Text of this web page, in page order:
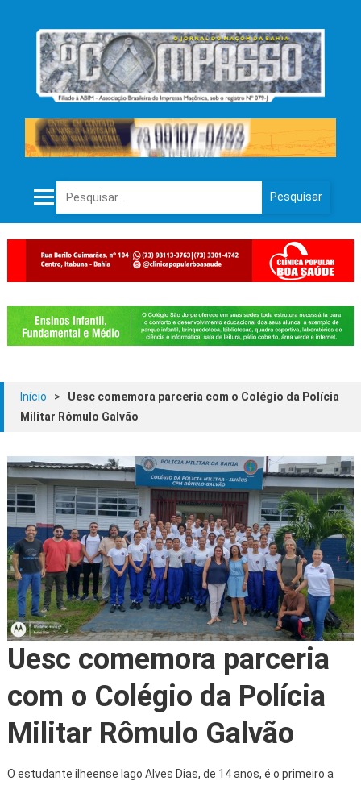
Pesquisar por:
Início >
Uesc comemora parceria com o Colégio da Polícia
Militar Rômulo Galvão
Uesc comemora parceria
com o Colégio da Polícia
Militar Rômulo Galvão
O estudante ilheense Iago Alves Dias, de 14 anos, é o primeiro a